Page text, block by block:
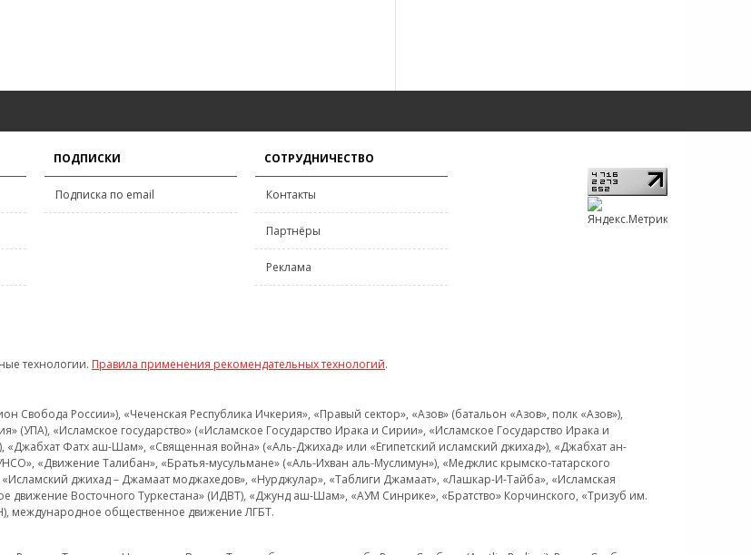
ПОДПИСКИ
Подписка по email
СОТРУДНИЧЕСТВО
Контакты
Партнёры
Реклама
технологии. Правила применения рекомендательных технологий.
России»), «Чеченская Республика Ичкерия», «Правый сектор», «Азов» (батальон «Азов», полк «Азов»),
(УПА), «Исламское государство» («Исламское Государство Ирака и Сирии», «Исламское Государство Ирака и
Фатх аш-Шам», «Священная война» («Аль-Джихад» или «Египетский исламский джихад»), «Джабхат ан-
«Движение Талибан», «Братья-мусульмане» («Аль-Ихван аль-Муслимун»), «Меджлис крымско-татарского
«Исламский джихад – Джамаат моджахедов», «Нурджулар», «Таблиги Джамаат», «Лашкар-И-Тайба», «Исламская
движение Восточного Туркестана» (ИДВТ), «Джунд аш-Шам», «АУМ Синрике», «Братство» Корчинского, «Тризуб им.
международное общественное движение ЛГБТ.